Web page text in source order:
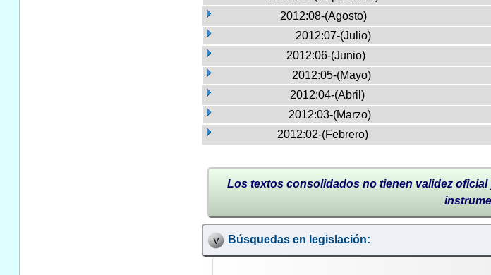
2012:08-(Agosto)
2012:07-(Julio)
2012:06-(Junio)
2012:05-(Mayo)
2012:04-(Abril)
2012:03-(Marzo)
2012:02-(Febrero)
Los textos consolidados no tienen validez
Búsquedas en legislación: